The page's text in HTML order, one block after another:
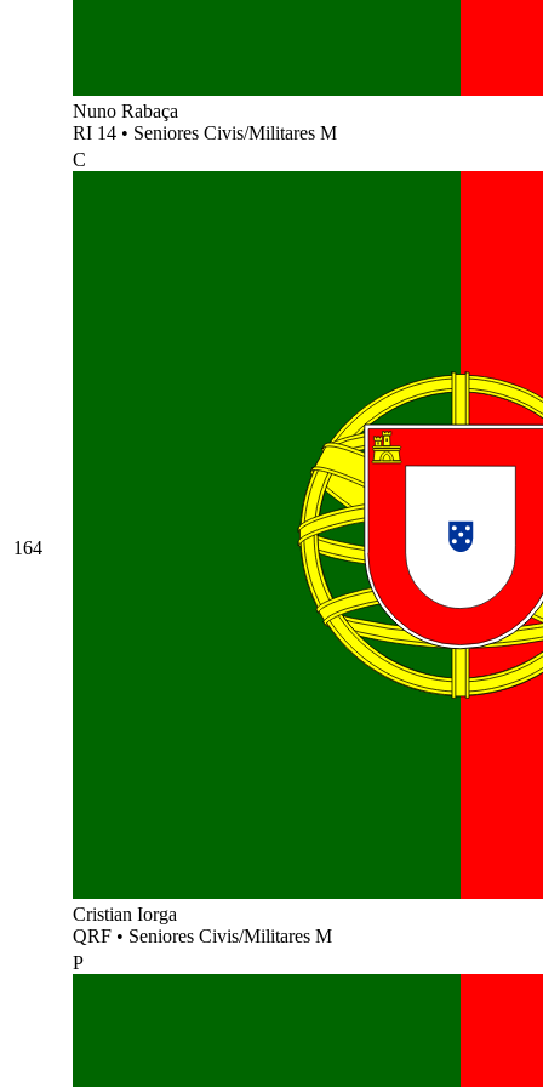
Nuno Rabaça
RI 14 • Seniores Civis/Militares M
164
C
Cristian Iorga
QRF • Seniores Civis/Militares M
P